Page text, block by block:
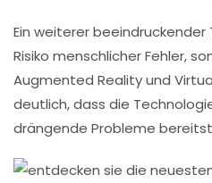
Ein weiterer beeindruckender
Risiko menschlicher Fehler,
Augmented Realityund
deutlich, dass die
drängende Probleme